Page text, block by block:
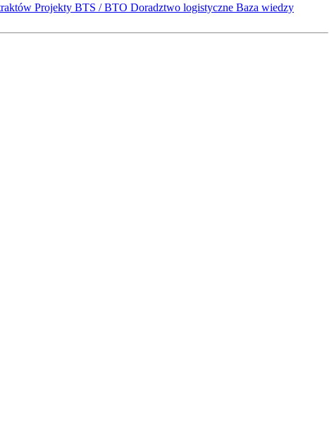
Projekty BTS / BTO Doradztwo logistyczne Baza wiedzy